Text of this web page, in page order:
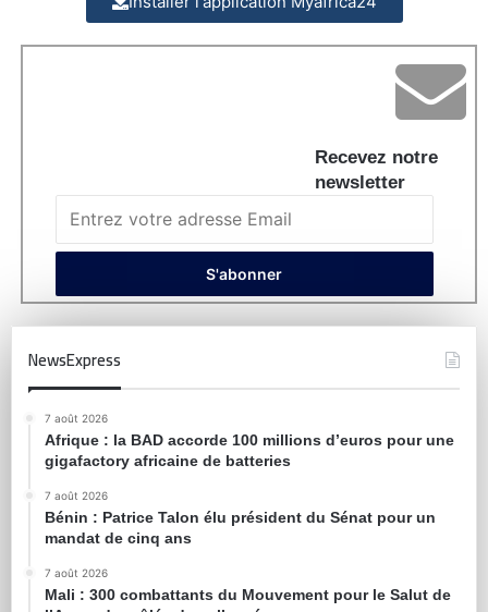
Recevez notre
newsletter
NewsExpress
7 août 2026
Afrique : la BAD accorde 100 millions d’euros pour une
gigafactory africaine de batteries
7 août 2026
Bénin : Patrice Talon élu président du Sénat pour un
mandat de cinq ans
7 août 2026
Mali : 300 combattants du Mouvement pour le Salut de